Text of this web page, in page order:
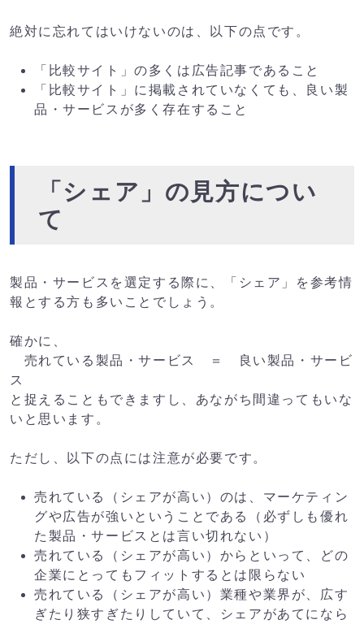
絶対に忘れてはいけないのは、以下の点です。
「比較サイト」の多くは広告記事であること
「比較サイト」に掲載されていなくても、良い製
品・サービスが多く存在すること
「シェア」の見方につい
て
製品・サービスを選定する際に、「シェア」を参考情
報とする方も多いことでしょう。
確かに、
売れている製品・サービス ＝ 良い製品・サービ
ス
と捉えることもできますし、あながち間違ってもいな
いと思います。
ただし、以下の点には注意が必要です。
売れている（シェアが高い）のは、マーケティン
グや広告が強いということである（必ずしも優れ
た製品・サービスとは言い切れない）
売れている（シェアが高い）からといって、どの
企業にとってもフィットするとは限らない
売れている（シェアが高い）業種や業界が、広す
ぎたり狭すぎたりしていて、シェアがあてになら